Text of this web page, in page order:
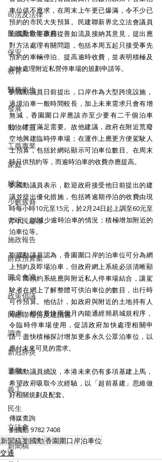
司法及法律
民政及青年事務
保安
教育
醫務衛生
發展
動物權益
工商專業
家庭
婦女
少數族裔
青年民建聯
施政報告
財政預算案
圓桌會議
政策倡議
民建聯報告及建議書
調查
新冠肺炎
選舉
義工
民生
立法會
新聞稿
車位供不應求，在周末上午更已爆滿，令不少已
預約的市民大失預算。民建聯新界北立法會議員
劉國勳歡迎政府從善如流及接納其意見，提出應
對方法處理有關問題，包括本周五起只接受事先
預約的車輛停泊、提高逾時收費，並表明積極及
加快處理附近私營停車場的規劃申請等。
劉國勳議員日前提出，口岸作為大型跨境設施，
過境泊車一般時間較長，加上未來需求只會有增
無減，香園圍口岸應該亦至少要有二千個泊車
位，才可滿足需要。故他建議，政府在附近荒廢
空地興建臨時停車場；在運作上應更方便駕駛人
士預算，包括於網站顯示可泊車位數目、在周末
時只供預約等，而逾時泊車的收費亦應提高。
劉國勳議員表示，歡迎政府接受他日前提出的建
議並提出優化措施，包括將逾期停泊的收費由現
時每小時10元至15元，於2月24日起上調至60元至
75元，以減少逾時泊車的情況；積極增加附近的
泊車位等。
劉國勳議員認為，香園圍口岸的泊車位可分為網
上預約及即場泊車，但政府網上系統必須清晰顯
示，而預約系統應與附近私人停車場結合，讓駕
駛者在網上了解整體可供泊車位的數目，出行時
可作預算。他估計，如政府與附近的土地持有人
協商，相信最快兩個月內能通經簡易城規程序，
令臨時停車場使用，促請政府加快處理相關申
請，盡快積極探討增加更多永久公眾泊車位，以
應付未來可見的需求。
劉國勳議員續說，本港未來仍有多項基建上馬，
希望政府吸取今次經驗，以「超前基建」思維做
好相關規劃及配套。
傳媒查詢
劉國勳 9782 7408
新聞稿劉國勳香園圍口岸泊車位
交通